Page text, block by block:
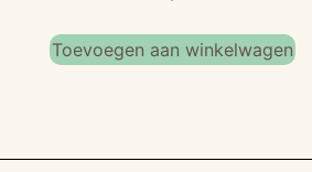
Toevoegen aan winkelwagen